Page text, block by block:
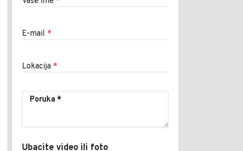
E-mail *
Lokacija *
Ubacite video ili foto